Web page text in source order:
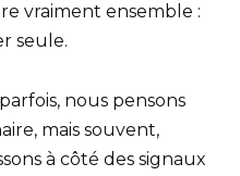
vraiment ensemble :
seule.
nous pensons
mais souvent,
à côté des signaux